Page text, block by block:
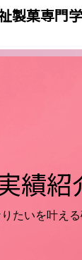
製菓専門
績紹
たいを叶える